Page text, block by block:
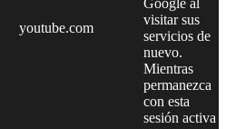
youtube.com
Google al
visitar sus
servicios de
nuevo.
Mientras
permanezca
con esta
sesión activa